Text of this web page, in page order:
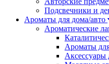
Подсвечники и
Ароматы для дома/авто
Ароматические
Ароматы
Аксессуары